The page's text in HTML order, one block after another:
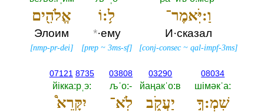
וַ:יֹּֽאמֶר־
И·сказал
[conj-consec ~qal-impf-3ms]
ל֥:וֹ
*·ему
[prep ~3ms-sf]
אֱלֹהִ֖ים
Элоим
[nmp-pr-dei]
08034
шiмәкˈа:‎
שִׁמְ:ךָ֣
03290
йаңакˈо:в
יַעֲקֹ֑ב
03808
љˈо:-‎
לֹֽא־
07121 8735
йiкка:рˌэ:‎
יִקָּרֵא֩